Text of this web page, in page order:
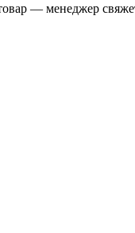
— менеджер